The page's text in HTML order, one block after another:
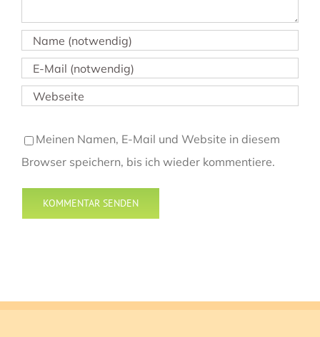
Meinen Namen, E-Mail und Website in diesem
Browser speichern, bis ich wieder kommentiere.